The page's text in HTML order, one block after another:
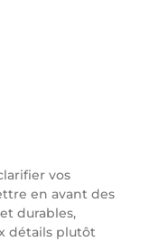
vos
en avant des
durables,
détails plutôt